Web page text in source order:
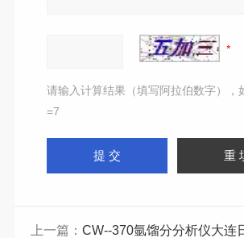
请输入计算结果（填写阿拉伯数字），
=7
上一篇： CW--370氩馏分分析仪大连